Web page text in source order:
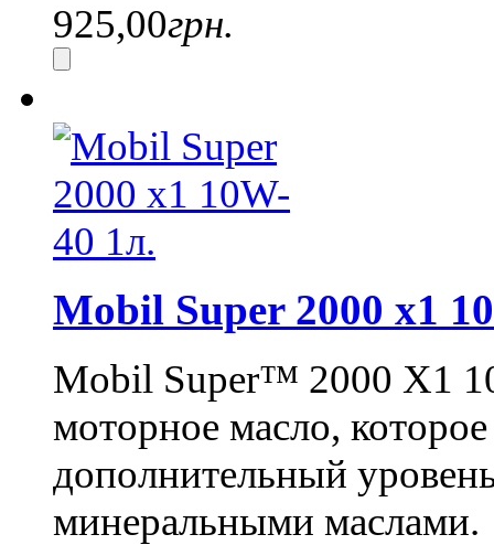
925,00грн.
Mobil Super 2000 x1
Mobil Super™ 2000 X1
моторное масло,
дополнительный
минеральными маслами.